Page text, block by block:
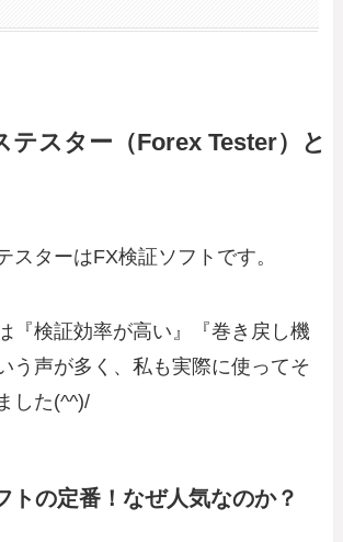
テスター（Forex Tester）と
スターはFX検証ソフトです。
『検証効率が高い』『巻き戻し機
う声が多く、私も実際に使ってそ
した(^^)/
トの定番！なぜ人気なのか？